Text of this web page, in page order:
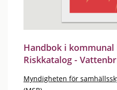
Handbok i kommunal
Riskkatalog -
Myndigheten för